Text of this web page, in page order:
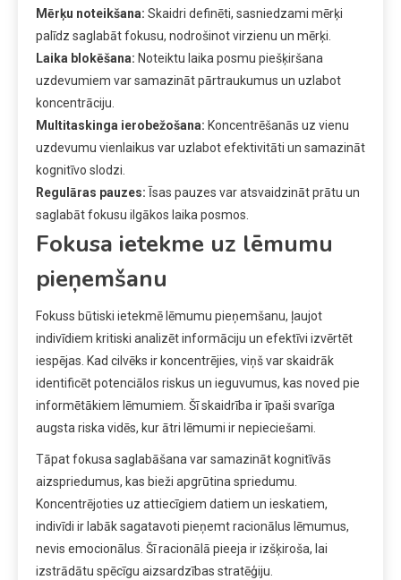
Mērķu noteikšana: Skaidri definēti, sasniedzami mērķi
palīdz saglabāt fokusu, nodrošinot virzienu un mērķi.
Laika blokēšana: Noteiktu laika posmu piešķiršana
uzdevumiem var samazināt pārtraukumus un uzlabot
koncentrāciju.
Multitaskinga ierobežošana: Koncentrēšanās uz vienu
uzdevumu vienlaikus var uzlabot efektivitāti un samazināt
kognitīvo slodzi.
Regulāras pauzes: Īsas pauzes var atsvaidzināt prātu un
saglabāt fokusu ilgākos laika posmos.
Fokusa ietekme uz lēmumu
pieņemšanu
Fokuss būtiski ietekmē lēmumu pieņemšanu, ļaujot
indivīdiem kritiski analizēt informāciju un efektīvi izvērtēt
iespējas. Kad cilvēks ir koncentrējies, viņš var skaidrāk
identificēt potenciālos riskus un ieguvumus, kas noved pie
informētākiem lēmumiem. Šī skaidrība ir īpaši svarīga
augsta riska vidēs, kur ātri lēmumi ir nepieciešami.
Tāpat fokusa saglabāšana var samazināt kognitīvās
aizspriedumus, kas bieži apgrūtina spriedumu.
Koncentrējoties uz attiecīgiem datiem un ieskatiem,
indivīdi ir labāk sagatavoti pieņemt racionālus lēmumus,
nevis emocionālus. Šī racionālā pieeja ir izšķiroša, lai
izstrādātu spēcīgu aizsardzības stratēģiju.